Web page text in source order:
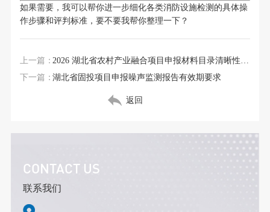
如果需要，我可以帮你进一步细化各类消防设施检测的具体操
作步骤和评判标准，要不要我帮你整理一下？
上一篇：
2026 湖北省农村产业融合项目申报材料目录清晰性要求
下一篇：湖北省固投项目申报噪声监测报告有效期要求
返回
CONTACT US
联系我们